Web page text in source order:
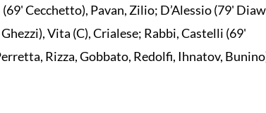
Cecchetto), Pavan, Zilio; D’Alessio (79'
Vita (C), Crialese; Rabbi, Castelli (69'
Rizza, Gobbato, Redolfi, Ihnatov,